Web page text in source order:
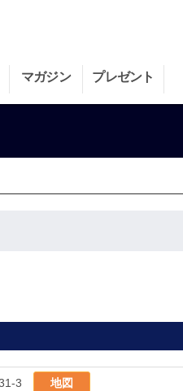
マガジン プレゼント
3 地図